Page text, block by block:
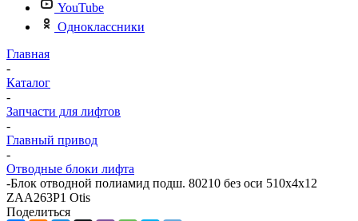
YouTube
Одноклассники
Главная
-
Каталог
-
Запчасти для лифтов
-
Главный привод
-
Отводные блоки лифта
-Блок отводной полиамид подш. 80210 без оси 510х4х12
ZAA263P1 Otis
Поделиться